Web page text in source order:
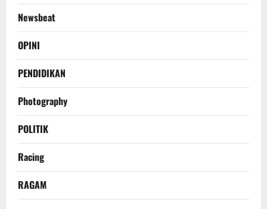
Newsbeat
OPINI
PENDIDIKAN
Photography
POLITIK
Racing
RAGAM